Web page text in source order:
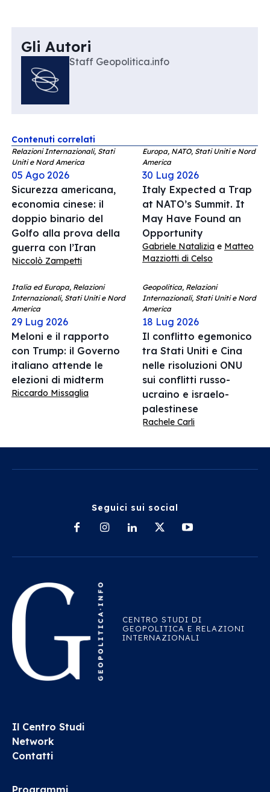
Gli Autori
Staff Geopolitica.info
Contenuti correlati
Relazioni Internazionali, Stati
Uniti e Nord America
05 Ago 2026
Sicurezza americana,
economia cinese: il
doppio binario del
Golfo alla prova della
guerra con l’Iran
Niccolò Zampetti
Europa, NATO, Stati Uniti e Nord
America
30 Lug 2026
Italy Expected a Trap
at NATO’s Summit. It
May Have Found an
Opportunity
Gabriele Natalizia e Matteo
Mazziotti di Celso
Italia ed Europa, Relazioni
Internazionali, Stati Uniti e Nord
America
29 Lug 2026
Meloni e il rapporto
con Trump: il Governo
italiano attende le
elezioni di midterm
Riccardo Missaglia
Geopolitica, Relazioni
Internazionali, Stati Uniti e Nord
America
18 Lug 2026
Il conflitto egemonico
tra Stati Uniti e Cina
nelle risoluzioni ONU
sui conflitti russo-
ucraino e israelo-
palestinese
Rachele Carli
Seguici sui social
CENTRO STUDI DI
GEOPOLITICA E RELAZIONI
INTERNAZIONALI
Il Centro Studi
Network
Contatti